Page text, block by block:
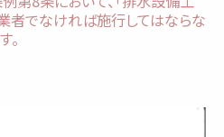
者でなければ施行してはならな
。